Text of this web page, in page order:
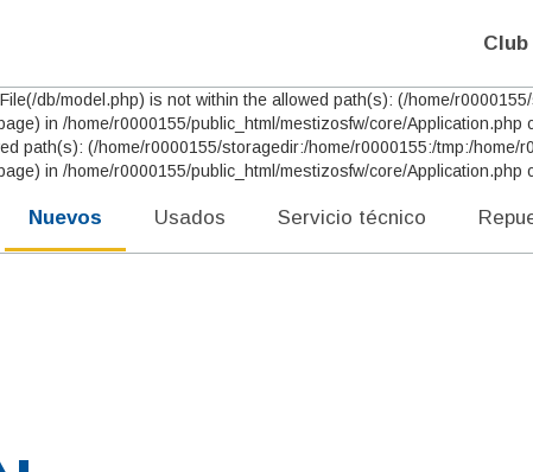
db/model.php) is not within the allowed path(s): (/home/
in /home/r0000155/public_html/mestizosfw/core/
path(s): (/home/r0000155/storagedir:/home/r0000155:/tmp:/home/
in /home/r0000155/public_html/mestizosfw/core/Application.php
Club
Nuevos Usados Servicio técnico